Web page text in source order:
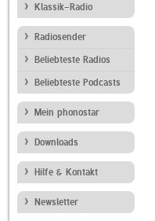
Klassik-Radio
Radiosender
Beliebteste Radios
Beliebteste Podcasts
Mein phonostar
Downloads
Hilfe & Kontakt
Newsletter